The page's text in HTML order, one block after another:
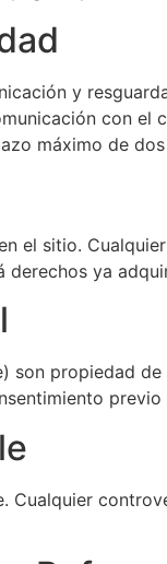
y
con el
máximo de
el sitio.
ya
propiedad